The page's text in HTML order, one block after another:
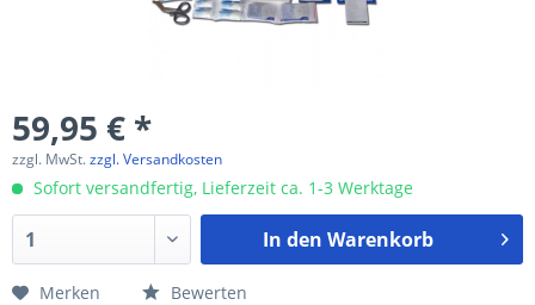
59,95 € *
zzgl. MwSt.zzgl. Versandkosten
Sofort versandfertig, Lieferzeit ca. 1-3 Werktage
In den Warenkorb
Merken Bewerten